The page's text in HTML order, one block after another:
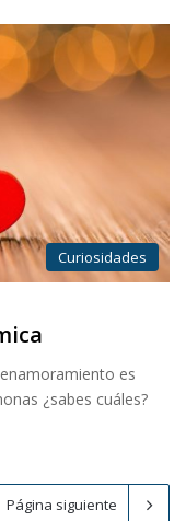
Curiosidades
es
¿sabes cuáles?
Página siguiente